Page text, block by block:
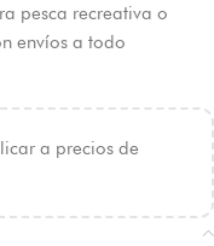
pesca recreativa o
envíos a todo
a precios de